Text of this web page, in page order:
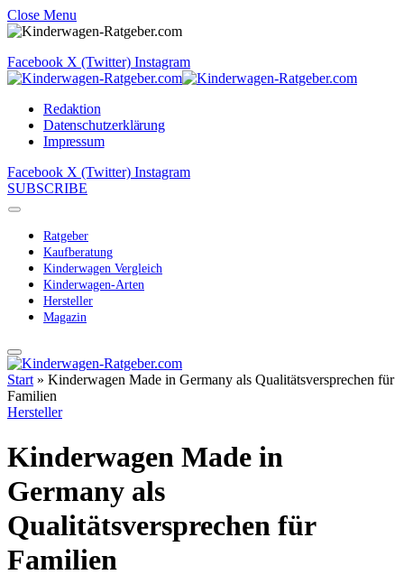
Close Menu
Facebook X (Twitter) Instagram
Redaktion
Datenschutzerklärung
Impressum
Facebook X (Twitter) Instagram
SUBSCRIBE
Ratgeber
Kaufberatung
Kinderwagen Vergleich
Kinderwagen-Arten
Hersteller
Magazin
Start » Kinderwagen Made in Germany als Qualitätsversprechen für
Familien
Hersteller
Kinderwagen Made in
Germany als
Qualitätsversprechen für
Familien